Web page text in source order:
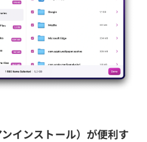
インストール）が便利す